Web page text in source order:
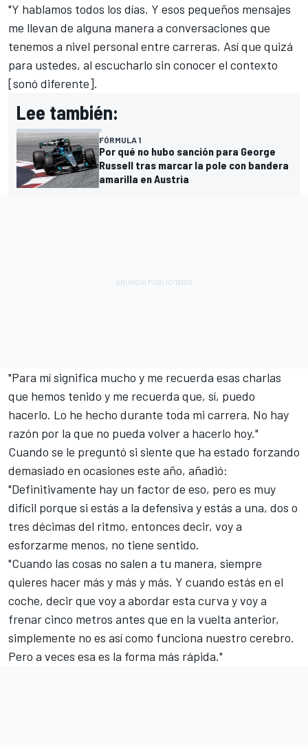
"Y hablamos todos los días. Y esos pequeños mensajes
me llevan de alguna manera a conversaciones que
tenemos a nivel personal entre carreras. Así que quizá
para ustedes, al escucharlo sin conocer el contexto
[sonó diferente].
Lee también:
FÓRMULA 1
Por qué no hubo sanción para George
Russell tras marcar la pole con bandera
amarilla en Austria
"Para mí significa mucho y me recuerda esas charlas
que hemos tenido y me recuerda que, sí, puedo
hacerlo. Lo he hecho durante toda mi carrera. No hay
razón por la que no pueda volver a hacerlo hoy."
Cuando se le preguntó si siente que ha estado forzando
demasiado en ocasiones este año, añadió:
"Definitivamente hay un factor de eso, pero es muy
difícil porque si estás a la defensiva y estás a una, dos o
tres décimas del ritmo, entonces decir, voy a
esforzarme menos, no tiene sentido.
"Cuando las cosas no salen a tu manera, siempre
quieres hacer más y más y más. Y cuando estás en el
coche, decir que voy a abordar esta curva y voy a
frenar cinco metros antes que en la vuelta anterior,
simplemente no es así como funciona nuestro cerebro.
Pero a veces esa es la forma más rápida."